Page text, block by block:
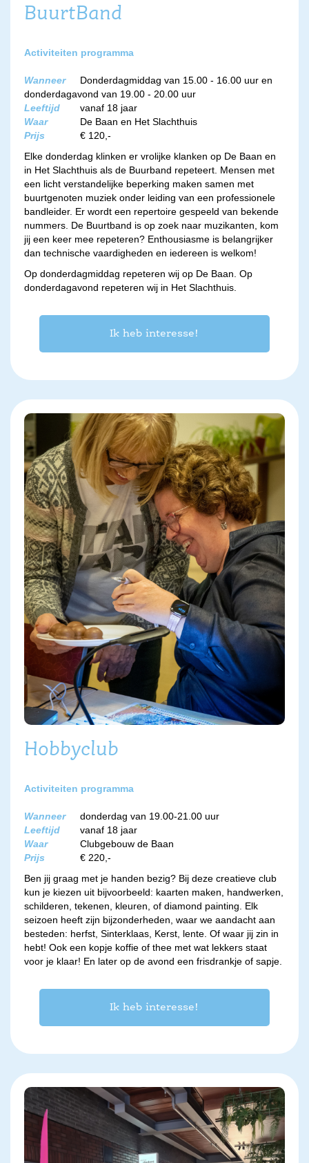
BuurtBand
Activiteiten programma
Wanneer
Donderdagmiddag van 15.00 - 16.00 uur en
donderdagavond van 19.00 - 20.00 uur
Leeftijd
vanaf 18 jaar
Waar
De Baan en Het Slachthuis
Prijs
€ 120,-
Elke donderdag klinken er vrolijke klanken op De Baan en
in Het Slachthuis als de Buurband repeteert. Mensen met
een licht verstandelijke beperking maken samen met
buurtgenoten muziek onder leiding van een professionele
bandleider. Er wordt een repertoire gespeeld van bekende
nummers. De Buurtband is op zoek naar muzikanten, kom
jij een keer mee repeteren? Enthousiasme is belangrijker
dan technische vaardigheden en iedereen is welkom!
Op donderdagmiddag repeteren wij op De Baan. Op
donderdagavond repeteren wij in Het Slachthuis.
Ik heb interesse!
Hobbyclub
Activiteiten programma
Wanneer
donderdag van 19.00-21.00 uur
Leeftijd
vanaf 18 jaar
Waar
Clubgebouw de Baan
Prijs
€ 220,-
Ben jij graag met je handen bezig? Bij deze creatieve club
kun je kiezen uit bijvoorbeeld: kaarten maken, handwerken,
schilderen, tekenen, kleuren, of diamond painting. Elk
seizoen heeft zijn bijzonderheden, waar we aandacht aan
besteden: herfst, Sinterklaas, Kerst, lente. Of waar jij zin in
hebt! Ook een kopje koffie of thee met wat lekkers staat
voor je klaar! En later op de avond een frisdrankje of sapje.
Ik heb interesse!